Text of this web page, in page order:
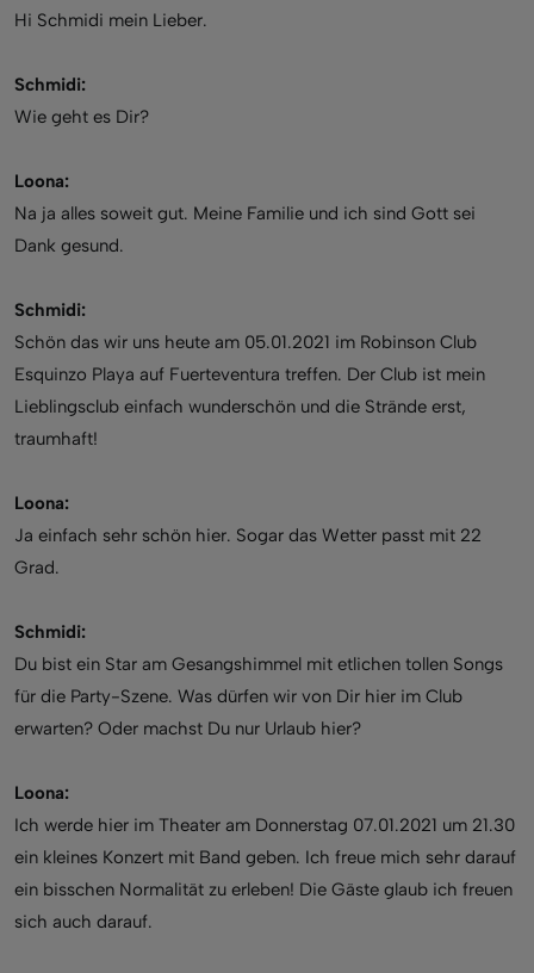
Hi Schmidi mein Lieber.
Schmidi:
Wie geht es Dir?
Loona:
Na ja alles soweit gut. Meine Familie und ich sind Gott sei
Dank gesund.
Schmidi:
Schön das wir uns heute am 05.01.2021 im Robinson Club
Esquinzo Playa auf Fuerteventura treffen. Der Club ist mein
Lieblingsclub einfach wunderschön und die Strände erst,
traumhaft!
Loona:
Ja einfach sehr schön hier. Sogar das Wetter passt mit 22
Grad.
Schmidi:
Du bist ein Star am Gesangshimmel mit etlichen tollen Songs
für die Party-Szene. Was dürfen wir von Dir hier im Club
erwarten? Oder machst Du nur Urlaub hier?
Loona:
Ich werde hier im Theater am Donnerstag 07.01.2021 um 21.30
ein kleines Konzert mit Band geben. Ich freue mich sehr darauf
ein bisschen Normalität zu erleben! Die Gäste glaub ich freuen
sich auch darauf.